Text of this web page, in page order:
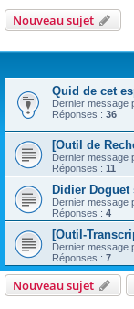
Nouveau sujet
Quid de cet
Dernier message
Réponses : 36
[Outil de
Dernier message
Réponses : 11
Didier Doguet
Dernier message
Réponses : 4
[Outil-
Dernier message
Réponses : 7
Nouveau sujet